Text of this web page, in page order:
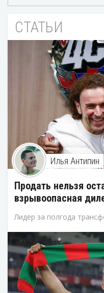
СТАТЬИ
Илья Антипин
Продать нельзя
взрывоопасная
Лидер за полгода